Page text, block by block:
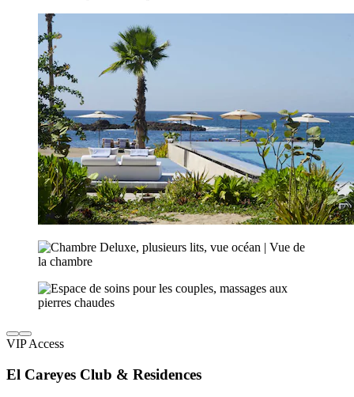
VIP Access
El Careyes Club & Residences